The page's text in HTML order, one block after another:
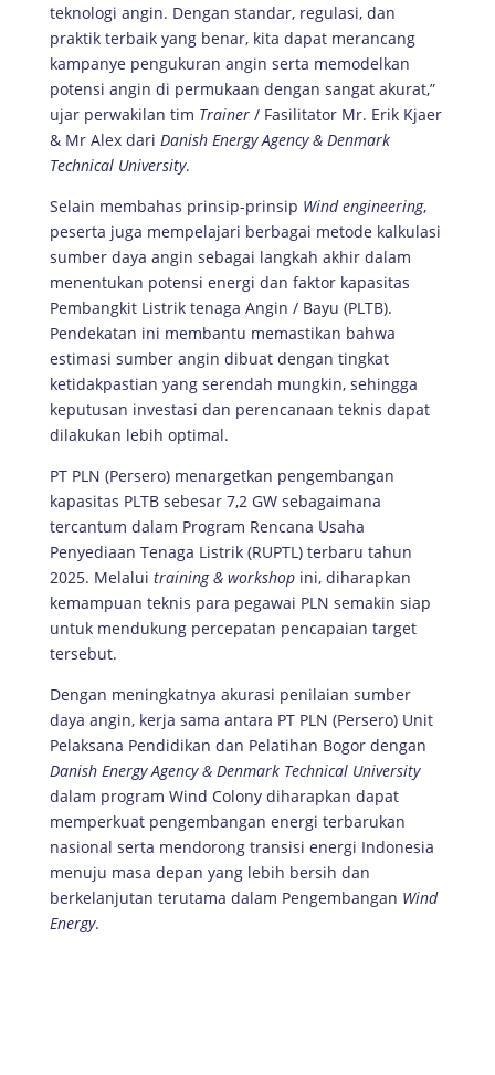
teknologi angin. Dengan standar, regulasi, dan
praktik terbaik yang benar, kita dapat merancang
kampanye pengukuran angin serta memodelkan
potensi angin di permukaan dengan sangat akurat,”
ujar perwakilan tim Trainer/ Fasilitator Mr. Erik Kjaer
& Mr Alex dari Danish Energy Agency & Denmark
Technical University.
Selain membahas prinsip-prinsip Wind engineering,
peserta juga mempelajari berbagai metode kalkulasi
sumber daya angin sebagai langkah akhir dalam
menentukan potensi energi dan faktor kapasitas
Pembangkit Listrik tenaga Angin / Bayu (PLTB).
Pendekatan ini membantu memastikan bahwa
estimasi sumber angin dibuat dengan tingkat
ketidakpastian yang serendah mungkin, sehingga
keputusan investasi dan perencanaan teknis dapat
dilakukan lebih optimal.
PT PLN (Persero) menargetkan pengembangan
kapasitas PLTB sebesar 7,2 GW sebagaimana
tercantum dalam Program Rencana Usaha
Penyediaan Tenaga Listrik (RUPTL) terbaru tahun
2025. Melalui training & workshopini, diharapkan
kemampuan teknis para pegawai PLN semakin siap
untuk mendukung percepatan pencapaian target
tersebut.
Dengan meningkatnya akurasi penilaian sumber
daya angin, kerja sama antara PT PLN (Persero) Unit
Pelaksana Pendidikan dan Pelatihan Bogor dengan
Danish Energy Agency & Denmark Technical University
dalam program Wind Colony diharapkan dapat
memperkuat pengembangan energi terbarukan
nasional serta mendorong transisi energi Indonesia
menuju masa depan yang lebih bersih dan
berkelanjutan terutama dalam Pengembangan Wind
Energy.